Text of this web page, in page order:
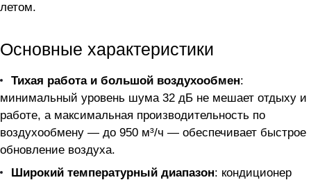
летом.
Основные характеристики
Тихая работа и большой воздухообмен:
минимальный уровень шума 32 дБ не мешает отдыху и
работе, а максимальная производительность по
воздухообмену — до 950 м³/ч — обеспечивает быстрое
обновление воздуха.
Широкий температурный диапазон: кондиционер